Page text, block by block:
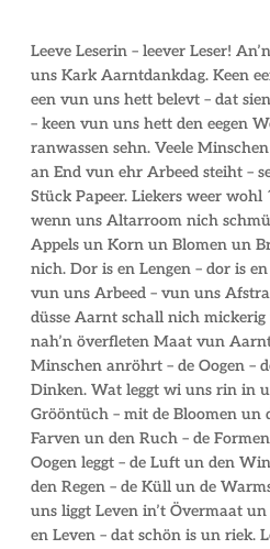
Leeve Leserin – leever Leser!
uns Kark Aarntdankdag. Keen
een vun uns hett belevt – dat
– keen vun uns hett den eegen
ranwassen sehn. Veele
an End vun ehr Arbeed steiht –
Stück Papeer. Liekers weer wohl
wenn uns Altarroom nich
Appels un Korn un Blomen un
nich. Dor is en Lengen – dor is
vun uns Arbeed – vun uns
düsse Aarnt schall nich mickerig
nah’n överfleten Maat vun
Minschen anröhrt – de Oogen –
Dinken. Wat leggt wi uns rin in
Grööntüch – mit de Bloomen un
Farven un den Ruch – de
Oogen leggt – de Luft un den
den Regen – de Küll un de
uns liggt Leven in’t Övermaat
en Leven – dat schön is un riek.